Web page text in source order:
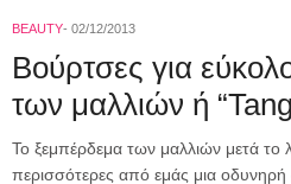
BEAUTY 02/12/2013
Βούρτσες για
των μαλλιών ή
Το ξεμπέρδεμα των μαλλιών μετά το
περισσότερες από εμάς μια οδυνηρή